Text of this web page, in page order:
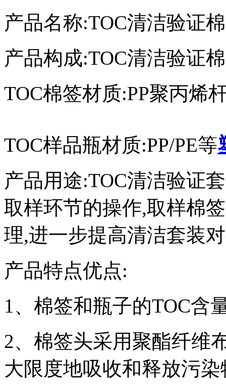
产品名称:TOC清洁验证
产品构成:TOC清洁验证
TOC棉签材质:PP聚丙烯
TOC样品瓶材质:PP/PE等
产品用途:TOC清洁验证
取样环节的操作,取样棉
理,进一步提高清洁套装
产品特点优点:
1、棉签和瓶子的TOC含
2、棉签头采用聚酯纤维
大限度地吸收和释放污